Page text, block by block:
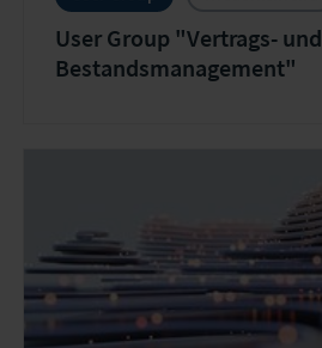
User Group "Vertrags- und
Bestandsmanagement"